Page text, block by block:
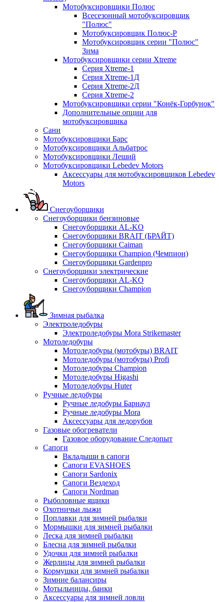
Мотобуксировщики Полюс
Всесезонный мотобуксировщик
"Полюс"
Мотобуксировщик Полюс-Р
Мотобуксировщик серии "Полюс"
Зима
Мотобуксировщики серии Xtreme
Серия Xtreme-1
Серия Xtreme-1Д
Серия Xtreme-2Д
Серия Xtreme-2
Мотобуксировщики серии "Конёк-Горбунок"
Дополнительные опции для
мотобуксировщика
Сани
Мотобуксировщики Барс
Мотобуксировщики Альбатрос
Мотобуксировщики Леший
Мотобуксировщики Lebedev Motors
Аксессуары для мотобуксировщиков Lebedev
Motors
Снегоуборщики
Снегоуборщики бензиновые
Снегоуборщики AL-KO
Снегоуборщики BRAIT (БРАЙТ)
Снегоуборщики Caiman
Снегоуборщики Champion (Чемпион)
Снегоуборщики Gardenpro
Снегоуборщики электрические
Снегоуборщики AL-KO
Снегоуборщики Champion
Зимная рыбалка
Электроледобуры
Электроледобуры Mora Strikemaster
Мотоледобуры
Мотоледобуры (мотобуры) BRAIT
Мотоледобуры (мотобуры) Profi
Мотоледобуры Champion
Мотоледобуры Higashi
Мотоледобуры Huter
Ручные ледобуры
Ручные ледобуры Барнаул
Ручные ледобуры Mora
Аксессуары для ледорубов
Газовые обогреватели
Газовое оборудование Следопыт
Сапоги
Вкладыши в сапоги
Сапоги EVASHOES
Сапоги Sardonix
Сапоги Вездеход
Сапоги Nordman
Рыболовные ящики
Охотничьи лыжи
Поплавки для зимней рыбалки
Мормышки для зимней рыбалки
Леска для зимней рыбалки
Блесна для зимней рыбалки
Удочки для зимней рыбалки
Жерлицы для зимней рыбалки
Кормушки для зимней рыбалки
Зимние балансиры
Мотыльницы, банки
Аксессуары для зимней ловли